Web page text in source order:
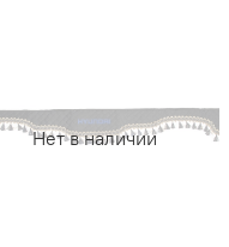
Нет в наличии